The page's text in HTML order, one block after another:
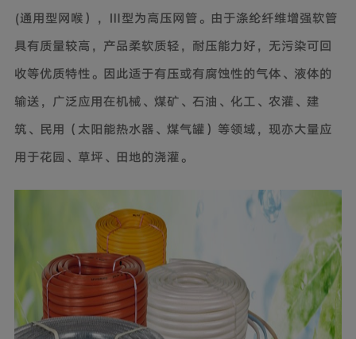
(通用型网喉）， Ⅲ型为高压网管。由于涤纶纤维增强软管
具有质量较高，产品柔软质轻，耐压能力好，无污染可回
收等优质特性。因此适于有压或有腐蚀性的气体、液体的
输送，广泛应用在机械、煤矿、石油、化工、农灌、建
筑、民用（太阳能热水器、煤气罐）等领域，现亦大量应
用于花园、草坪、田地的浇灌。